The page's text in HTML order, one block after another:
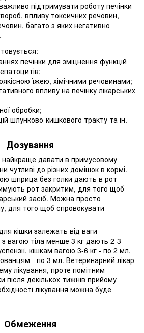
підтримувати роботу печінки
впливу токсичних речовин,
багато з яких негативно
печінки для зміцнення функцій
їжею, хімічними речовинами;
впливу на печінку лікарських
обробки;
шлунково-кишкового тракту та ін.
Дозування
найкраще давати в примусовому
чутливі до різних домішок в кормі.
шприца без голки дають в рот
рот закритим, для того щоб
засіб. Можна просто
для того щоб спровокувати
кішки залежать від ваги
вагою тіла менше 3 кг дають 2-3
кішкам вагою 3-6 кг - по 2 мл,
- по 3 мл. Ветеринарний лікар
лікування, проте помітним
після декількох тижнів прийому
лікування можна буде
Обмеження